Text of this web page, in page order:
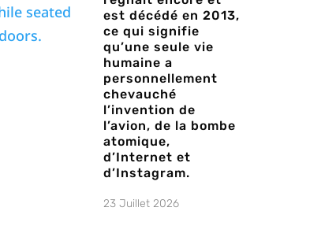
est décédé en 2013,
ce qui signifie
qu’une seule vie
humaine a
personnellement
chevauché
l’invention de
l’avion, de la bombe
atomique,
d’Internet et
d’Instagram.
23 Juillet 2026